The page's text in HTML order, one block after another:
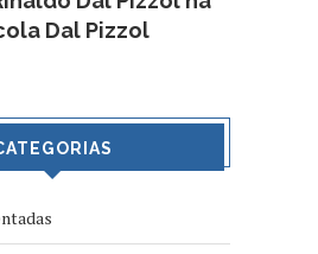
Dal Pizzol